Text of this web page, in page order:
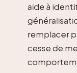
aide à
remplacer
cesse de